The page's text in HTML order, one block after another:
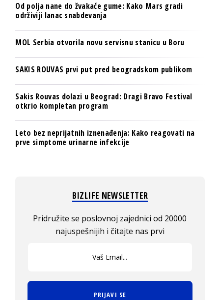
Od polja nane do žvakaće gume: Kako Mars gradi
održiviji lanac snabdevanja
MOL Serbia otvorila novu servisnu stanicu u Boru
SAKIS ROUVAS prvi put pred beogradskom publikom
Sakis Rouvas dolazi u Beograd: Dragi Bravo Festival
otkrio kompletan program
Leto bez neprijatnih iznenađenja: Kako reagovati na
prve simptome urinarne infekcije
BIZLIFE NEWSLETTER
Pridružite se poslovnoj zajednici od 20000
najuspešnijih i čitajte nas prvi
PRIJAVI SE